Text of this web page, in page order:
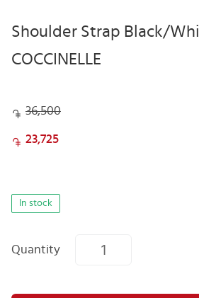
Shoulder Strap Black/
COCCINELLE
36,500
23,725
In stock
Quantity